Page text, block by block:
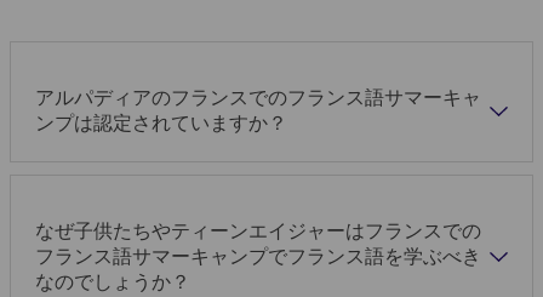
アルパディアのフランスでのフランス語サマーキャ
ンプは認定されていますか？
なぜ子供たちやティーンエイジャーはフランスでの
フランス語サマーキャンプでフランス語を学ぶべき
なのでしょうか？